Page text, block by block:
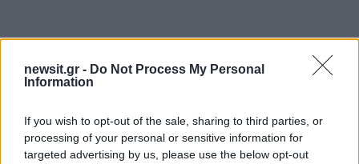
newsit.gr - Do Not Process My Personal
Information
If you wish to opt-out of the sale, sharing to third parties, or
processing of your personal or sensitive information for
targeted advertising by us, please use the below opt-out